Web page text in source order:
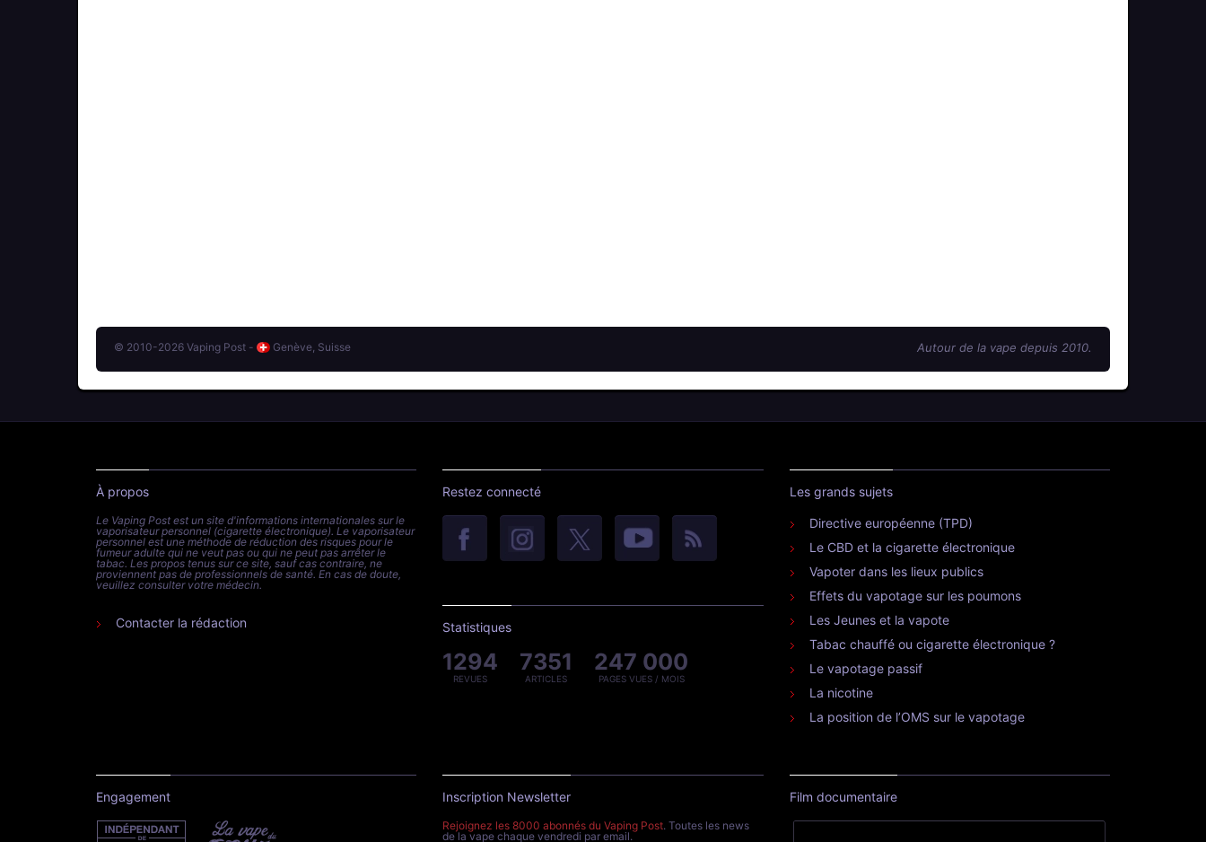
© 2010-2026 Vaping Post - Genève, Suisse Autour de la vape depuis 2010.
À propos
Le Vaping Post est un site d'informations internationales sur le
vaporisateur personnel (cigarette électronique). Le vaporisateur
personnel est une méthode de réduction des risques pour le
fumeur adulte qui ne veut pas ou qui ne peut pas arrêter le
tabac. Les propos tenus sur ce site, sauf cas contraire, ne
proviennent pas de professionnels de santé. En cas de doute,
veuillez consulter votre médecin.
Contacter la rédaction
Restez connecté
Statistiques
1294
REVUES
7351
ARTICLES
247 000
PAGES VUES / MOIS
Les grands sujets
Directive européenne (TPD)
Le CBD et la cigarette électronique
Vapoter dans les lieux publics
Effets du vapotage sur les poumons
Les Jeunes et la vapote
Tabac chauffé ou cigarette électronique ?
Le vapotage passif
La nicotine
La position de l’OMS sur le vapotage
Engagement Inscription Newsletter
Rejoignez les 8000 abonnés du Vaping Post. Toutes les news
de la vape chaque vendredi par email.
Film documentaire